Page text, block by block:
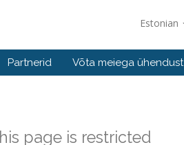
Estonian
Partnerid Võta meiega ühendust
page is restricted